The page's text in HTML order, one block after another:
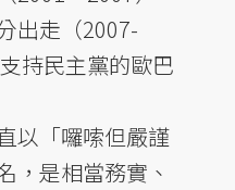
出走（2007-
持民主黨的歐巴
以「囉嗦但嚴謹
，是相當務實、